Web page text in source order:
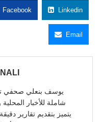
Facebook Linkedin
Email
يوسف بنعلي صحفي
شاملة للأخبار